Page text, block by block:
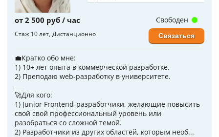
от 2 500 руб / час
Стаж 10 лет Дистанционно
💼Кратко обо мне:
1) 10+ лет опыта в коммерческой разработке.
2) Преподаю web-разработку в университете.
🚀Для кого:
1) Junior Frontend-разработчики, желающие повысить
свой свой профессиональный уровень или
разобраться со сложной темой.
2) Разработчики из других областей, которым необ...
Свободен
Связаться